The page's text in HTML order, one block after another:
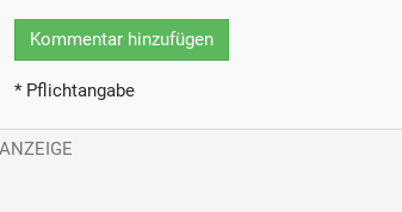
Kommentar hinzufügen
* Pflichtangabe